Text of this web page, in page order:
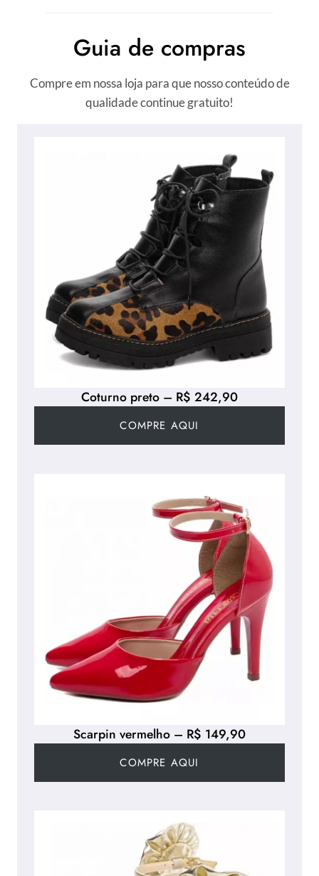
Guia de compras
Compre em nossa loja para que nosso conteúdo de
qualidade continue gratuito!
Coturno preto – R$ 242,90
COMPRE AQUI
Scarpin vermelho – R$ 149,90
COMPRE AQUI